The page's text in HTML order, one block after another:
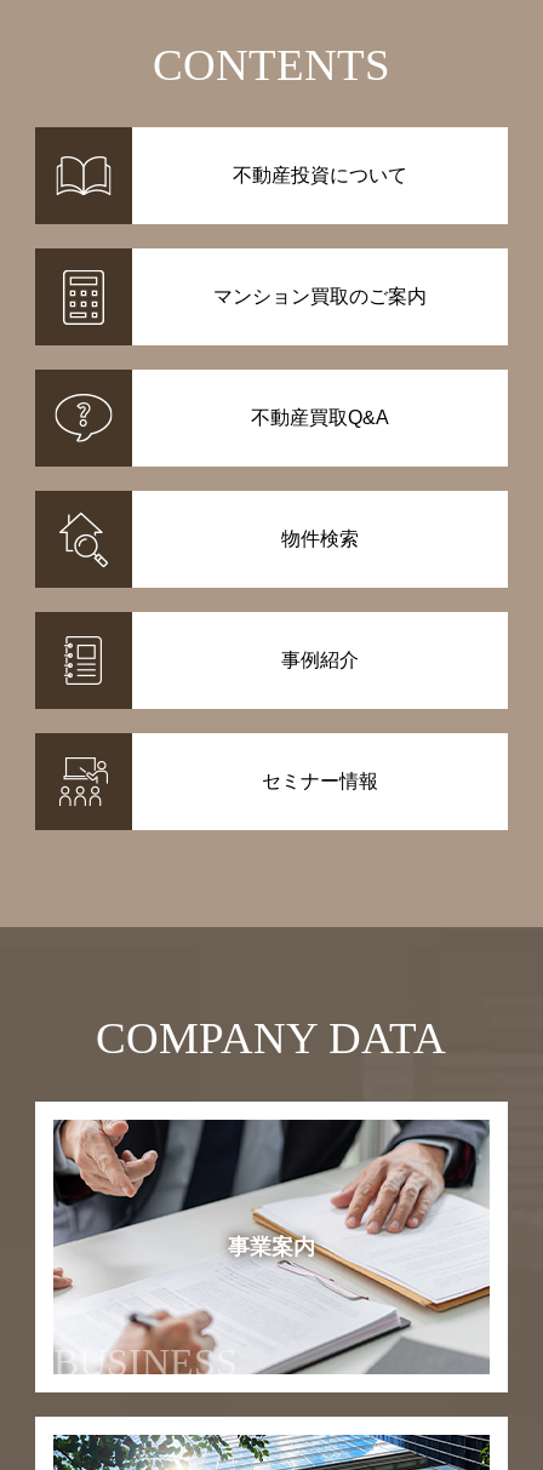
CONTENTS
不動産投資について
マンション買取のご案内
不動産買取Q&A
物件検索
事例紹介
セミナー情報
COMPANY DATA
事業案内
BUSINESS